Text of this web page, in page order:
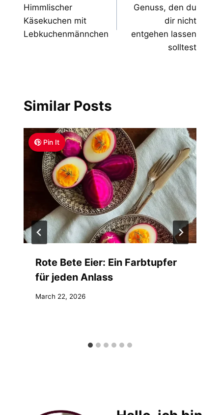
Himmlischer
Käsekuchen mit
Lebkuchenmännchen
Genuss, den du
dir nicht
entgehen lassen
solltest
Similar Posts
Pin It
Rote Bete Eier: Ein Farbtupfer
für jeden Anlass
March 22, 2026